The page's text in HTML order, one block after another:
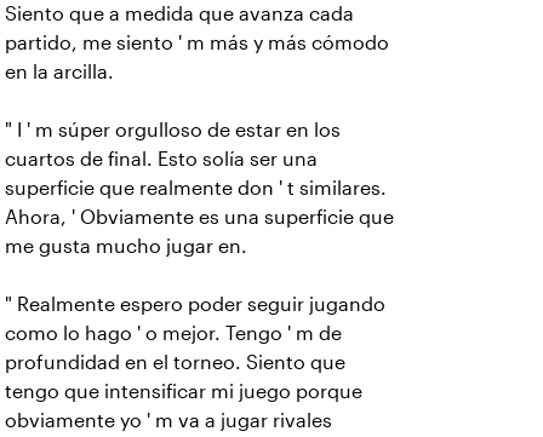
Siento que a medida que avanza cada
partido, me siento ' m más y más cómodo
en la arcilla.
" I ' m súper orgulloso de estar en los
cuartos de final. Esto solía ser una
superficie que realmente don ' t similares.
Ahora, ' Obviamente es una superficie que
me gusta mucho jugar en.
" Realmente espero poder seguir jugando
como lo hago ' o mejor. Tengo ' m de
profundidad en el torneo. Siento que
tengo que intensificar mi juego porque
obviamente yo ' m va a jugar rivales